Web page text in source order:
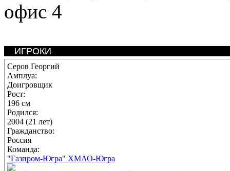
офис 4
ИГРОКИ
Серов Георгий
Амплуа:
Доигровщик
Рост:
196 см
Родился:
2004 (21 лет)
Гражданство:
Россия
Команда:
"Газпром-Югра" ХМАО-Югра